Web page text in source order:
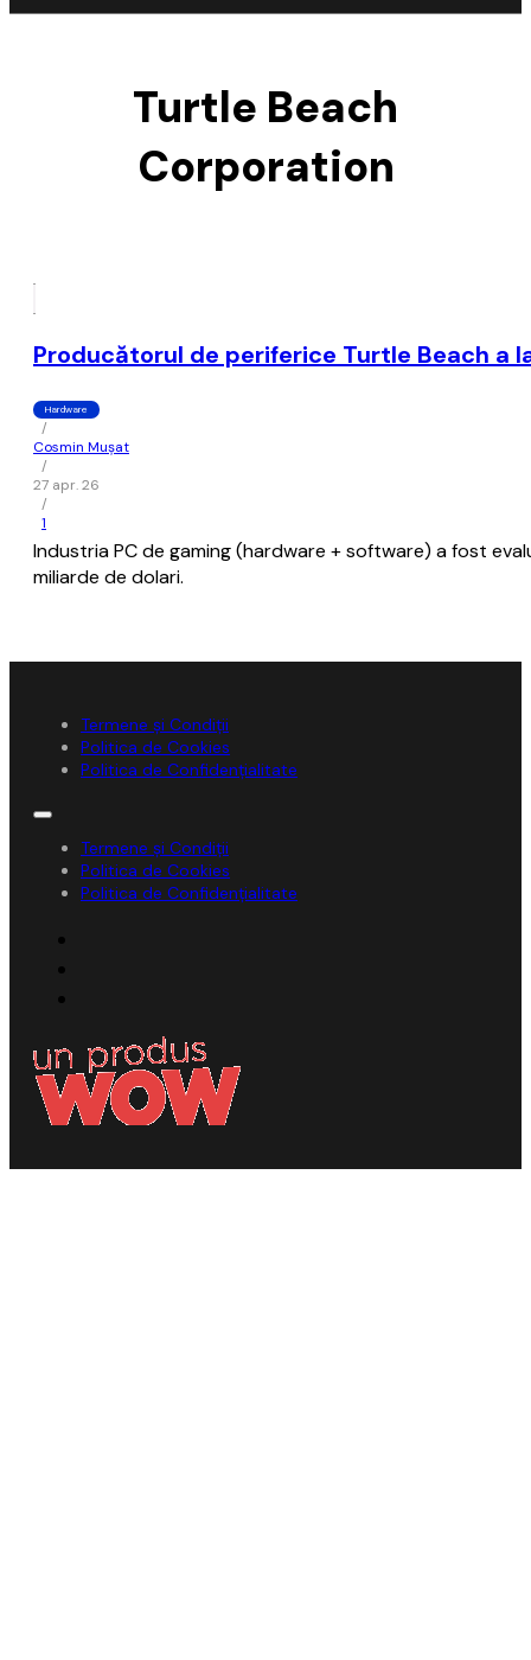
Turtle Beach
Corporation
Producătorul de periferice Turtle Beach a
Hardware
/
Cosmin Mușat
/
27 apr. 26
/
1
Industria PC de gaming (hardware + software) a fost
miliarde de dolari.
Termene și Condiții
Politica de Cookies
Politica de Confidențialitate
Termene și Condiții
Politica de Cookies
Politica de Confidențialitate